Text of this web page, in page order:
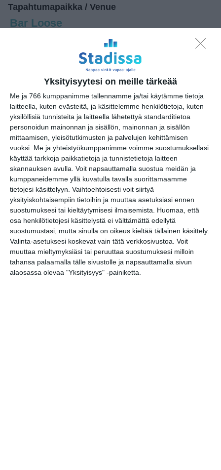
Yksityisyytesi on meille tärkeää
Me ja 766 kumppanimme tallennamme ja/tai käytämme tietoja
laitteella, kuten evästeitä, ja käsittelemme henkilötietoja, kuten
yksilöllisiä tunnisteita ja laitteella lähetettyä standarditietoa
personoidun mainonnan ja sisällön, mainonnan ja sisällön
mittaamisen, yleisötutkimusten ja palvelujen kehittämisen
vuoksi. Me ja yhteistyökumppanimme voimme suostumuksellasi
käyttää tarkkoja paikkatietoja ja tunnistetietoja laitteen
skannauksen avulla. Voit napsauttamalla suostua meidän ja
kumppaneidemme yllä kuvatulla tavalla suorittamaamme
tietojesi käsittelyyn. Vaihtoehtoisesti voit siirtyä
yksityiskohtaisempiin tietoihin ja muuttaa asetuksiasi ennen
suostumuksesi tai kieltäytymisesi ilmaisemista. Huomaa, että
osa henkilötietojesi käsittelystä ei välttämättä edellytä
suostumustasi, mutta sinulla on oikeus kieltää tällainen käsittely.
Valinta-asetuksesi koskevat vain tätä verkkosivustoa. Voit
muuttaa mieltymyksiäsi tai peruuttaa suostumuksesi milloin
tahansa palaamalla tälle sivustolle ja napsauttamalla sivun
alaosassa olevaa "Yksityisyys" -painiketta.
Tapahtumapaikka / Venue
Bar Loose
Kopioi tapahtuman linkki / Copy event
link
Tilaa tapahtumavinkit sähköpostiisi
Jaa tapahtuma valitsemassasi
palvelussa / share this event on:
ShareFacebook
WhatsApp
Tumblr
X
Copy
Link
Messenger
Telegram
LinkedIn
(Translate page)
Google
Translate
Katso myös nämä 🔥
Roihuvuoren Rion